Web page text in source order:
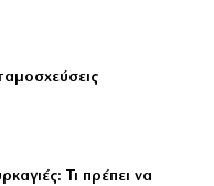
Τι πρέπει να